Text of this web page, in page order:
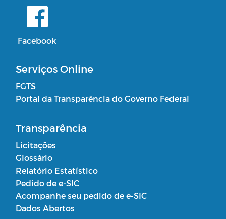
Facebook
Serviços Online
FGTS
Portal da Transparência do Governo Federal
Transparência
Licitações
Glossário
Relatório Estatístico
Pedido de e-SIC
Acompanhe seu pedido de e-SIC
Dados Abertos